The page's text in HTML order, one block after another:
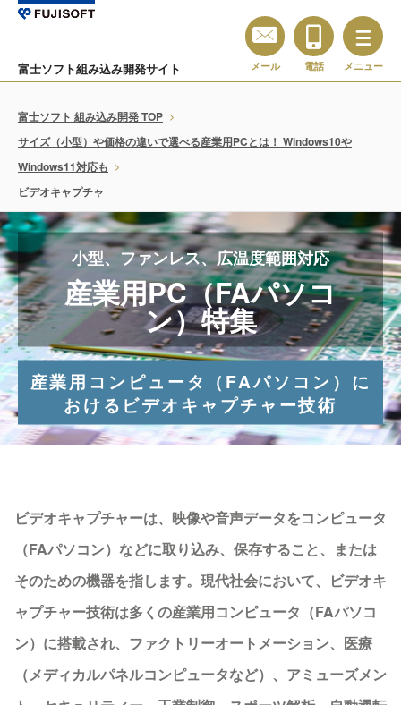
富士ソフト組み込み開発サイト メール 電話 メニュー
富士ソフト 組み込み開発 TOP
サイズ（小型）や価格の違いで選べる産業用PCとは！ Windows10や
Windows11対応も
ビデオキャプチャ
小型、ファンレス、広温度範囲対応
産業用PC（FAパソコ
ン）特集
産業用コンピュータ（FAパソコン）に
おけるビデオキャプチャー技術
ビデオキャプチャーは、映像や音声データをコンピュータ
（FAパソコン）などに取り込み、保存すること、または
そのための機器を指します。現代社会において、ビデオキ
ャプチャー技術は多くの産業用コンピュータ（FAパソコ
ン）に搭載され、ファクトリーオートメーション、医療
（メディカルパネルコンピュータなど）、アミューズメン